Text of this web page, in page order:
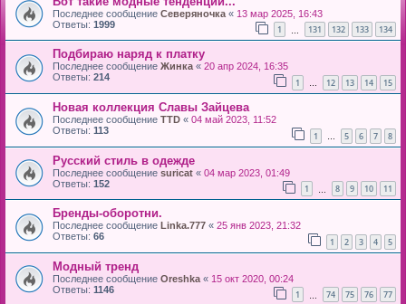
Последнее сообщение Северяночка « 13 мар 2025, 16:43
Ответы: 1999 1 131 132 133 134
Подбираю наряд к платку
Последнее сообщение Жинка « 20 апр 2024, 16:35
Ответы: 214 1 … 12 13 14 15
Новая коллекция Славы Зайцева
Последнее сообщение TTD « 04 май 2023, 11:52
Ответы: 113 1 … 5 6 7 8
Русский стиль в одежде
Последнее сообщение suricat « 04 мар 2023, 01:49
Ответы: 152 1 8 9 10 11
Бренды-оборотни.
Последнее сообщение Linka.777 « 25 янв 2023, 21:32
Ответы: 66 1 2 3 4 5
Модный тренд
Последнее сообщение Oreshka « 15 окт 2020, 00:24
Ответы: 1146 1 74 75 76 77